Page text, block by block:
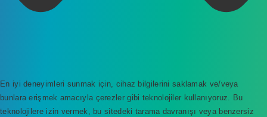
En iyi deneyimleri sunmak için, cihaz bilgilerini saklamak ve/veya
bunlara erişmek amacıyla çerezler gibi teknolojiler kullanıyoruz. Bu
teknolojilere izin vermek, bu sitedeki tarama davranışı veya benzersiz